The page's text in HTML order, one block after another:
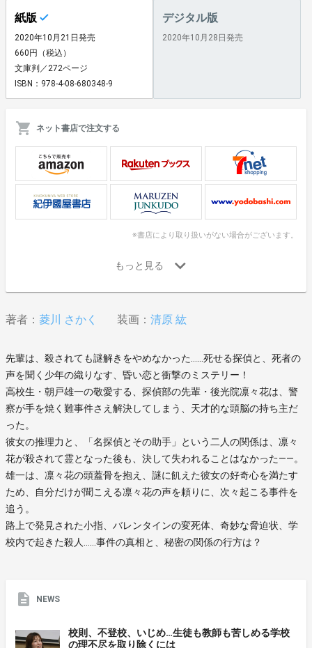
紙版
2020年10月21日発売
660円（税込）
文庫判／272ページ
ISBN：978-4-08-680348-9
デジタル版
2020年10月28日発売
ネット書店で注文する
※書店により取り扱いがない場合がございます。
著者： 菱川 さかく 装画： 清原 紘
先輩は、殺されても謎解きをやめなかった……死せる探偵と、死者の
声を聞く少年の織りなす、昏い恋と衝撃のミステリー！
高校生・朝戸雄一の敬愛する、探偵部の先輩・後光院凛々花は、警
察が手を焼く難事件さえ解決してしまう、天才的な頭脳の持ち主だ
った。
彼女の推理力と、「名探偵とその助手」という二人の関係は、凛々
花が殺されて霊となった後も、決して失われることはなかった――。
雄一は、凛々花の頭蓋骨を抱え、謎に飢えた彼女の好奇心を満たす
ため、自分だけが聞こえる凛々花の声を頼りに、次々起こる事件を
追う。
路上で発見された小指、バレンタインの変死体、奇妙な脅迫状、学
校内で起きた殺人……事件の真相と、秘密の関係の行方は？
NEWS
校則、不登校、いじめ…生徒も教師も苦しめる学校
の理不尽を取り除くには